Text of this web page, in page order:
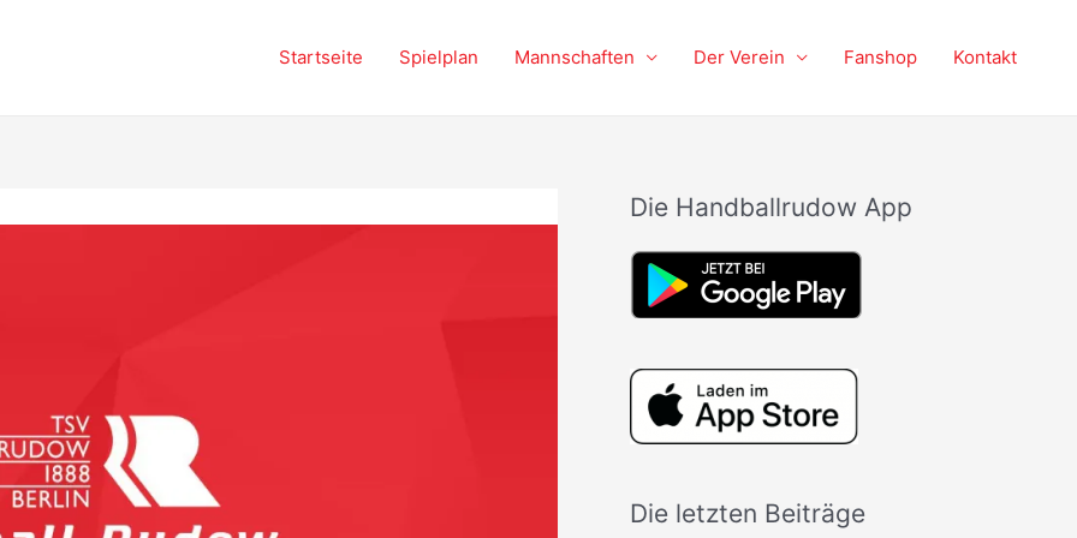
Startseite Spielplan Mannschaften Der Verein Fanshop Kontakt
Die Handballrudow App
Die letzten Beiträge